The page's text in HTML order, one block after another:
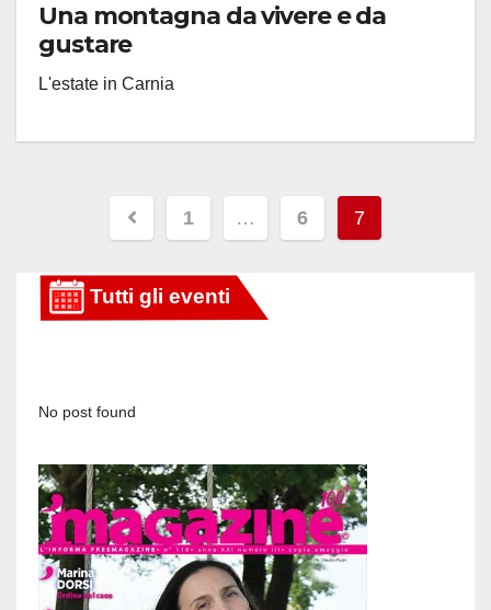
Una montagna da vivere e da
gustare
L'estate in Carnia
Paginazione
degli
articoli
1 … 6 7
No post found